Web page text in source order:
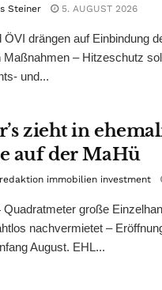
Steiner 5. AUGUST 2026
ÖVI drängen auf Einbindung
Maßnahmen – Hitzeschutz
und...
zieht in
auf der MaHü
immobilien investment
Quadratmeter große
nachvermietet –
August. EHL...